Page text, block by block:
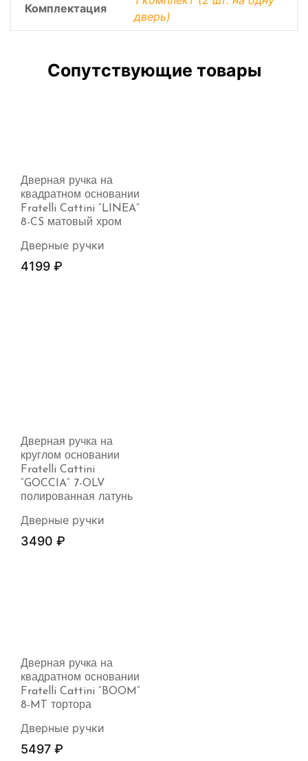
Комплектация
дверь)
Сопутствующие товары
Дверная ручка на
квадратном основании
Fratelli Cattini “LINEA”
8-CS матовый хром
Дверные ручки
4199 ₽
Дверная ручка на
круглом основании
Fratelli Cattini
“GOCCIA” 7-OLV
полированная латунь
Дверные ручки
3490 ₽
Дверная ручка на
квадратном основании
Fratelli Cattini “BOOM”
8-MT тортора
Дверные ручки
5497 ₽